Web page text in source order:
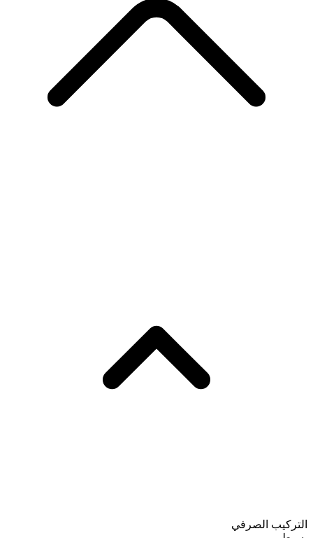
التركيب الصرفي